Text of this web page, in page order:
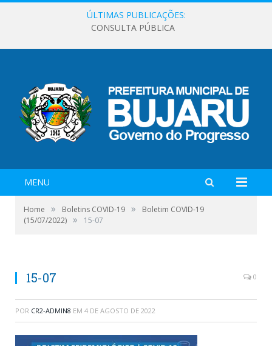
ÚLTIMAS PUBLICAÇÕES:
CONSULTA PÚBLICA
MENU
Home » Boletins COVID-19 »
Boletim COVID-19
(15/07/2022) » 15-07
15-07 0
POR CR2-ADMIN8 EM 4 DE AGOSTO DE 2022